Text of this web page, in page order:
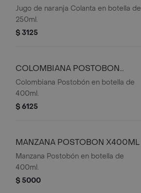
250ML
Jugo de naranja Colanta en botella de
250ml.
$ 3125
COLOMBIANA POSTOBON
X400ML
Colombiana Postobón en botella de
400ml.
$ 6125
MANZANA POSTOBON X400ML
Manzana Postobón en botella de
400ml.
$ 5000